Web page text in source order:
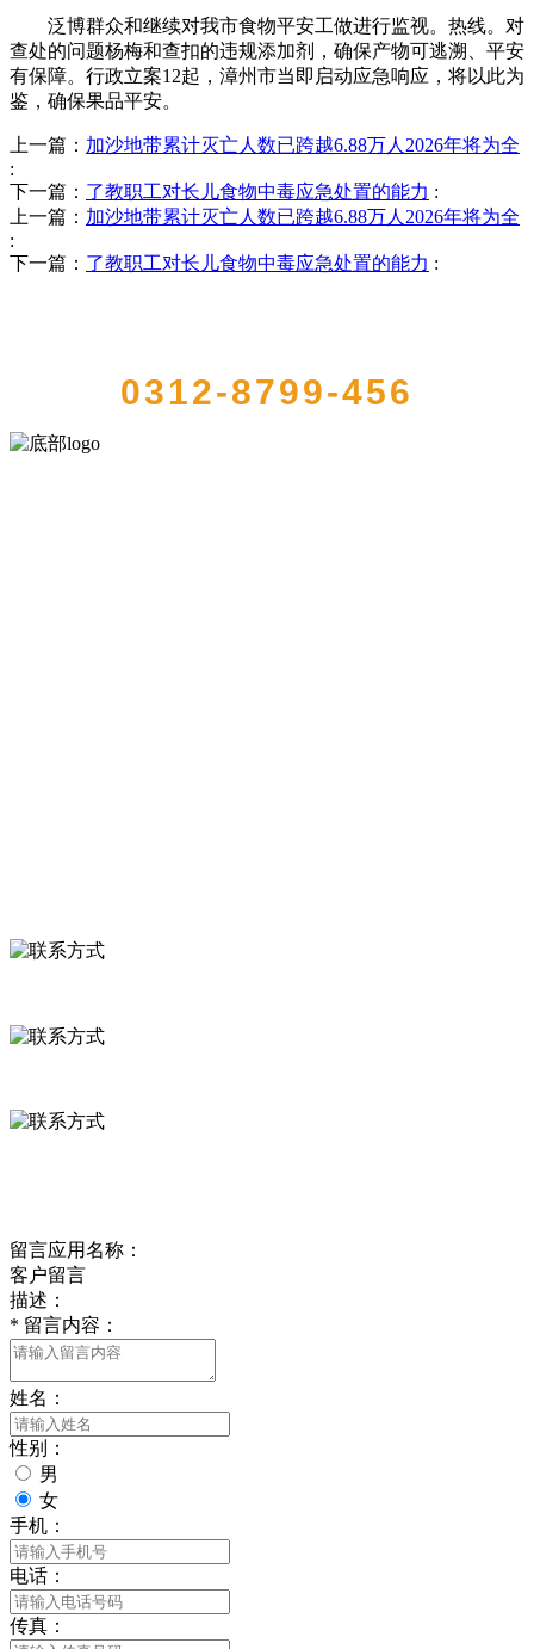
泛博群众和继续对我市食物平安工做进行监视。热线。对
查处的问题杨梅和查扣的违规添加剂，确保产物可逃溯、平安
有保障。行政立案12起，漳州市当即启动应急响应，将以此为
鉴，确保果品平安。
上一篇： 加沙地带累计灭亡人数已跨越6.88万人2026年将为全
:
下一篇： 了教职工对长儿食物中毒应急处置的能力 :
上一篇： 加沙地带累计灭亡人数已跨越6.88万人2026年将为全
:
下一篇： 了教职工对长儿食物中毒应急处置的能力 :
0312-8799-456
留言应用名称：
客户留言
描述：
* 留言内容：
姓名：
性别：
男
女
手机：
电话：
传真：